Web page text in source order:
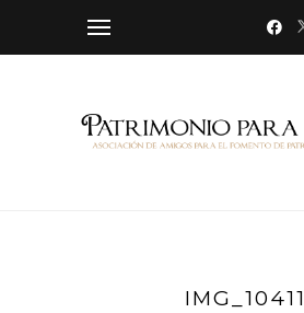
IMG_10411